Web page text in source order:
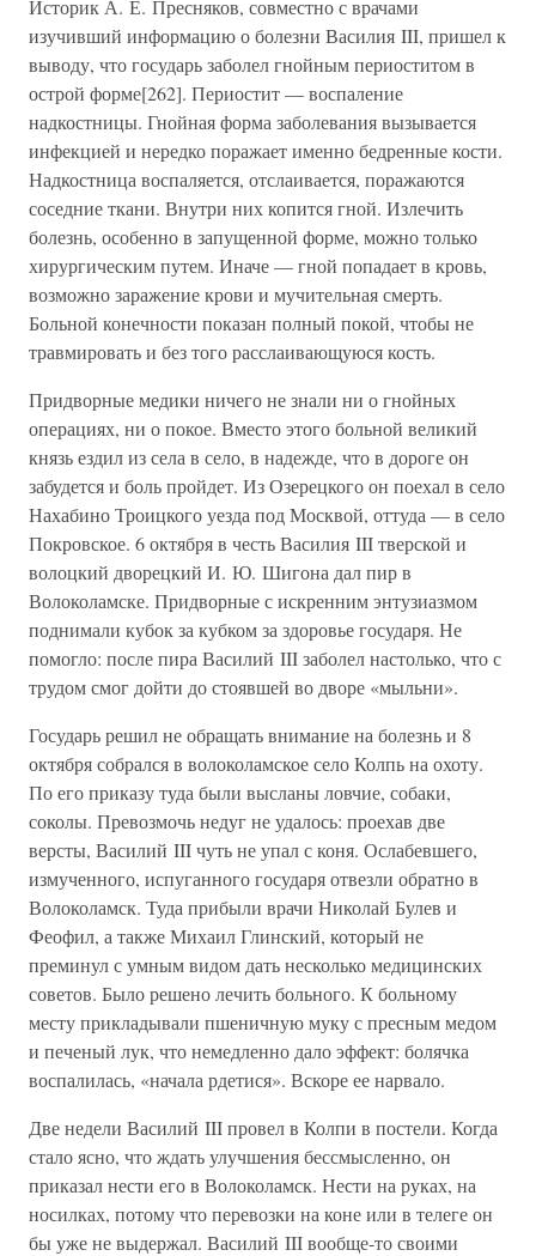
Историк А. Е. Пресняков, совместно с врачами
изучивший информацию о болезни Василия III, пришел к
выводу, что государь заболел гнойным периоститом в
острой форме[262]. Периостит — воспаление
надкостницы. Гнойная форма заболевания вызывается
инфекцией и нередко поражает именно бедренные кости.
Надкостница воспаляется, отслаивается, поражаются
соседние ткани. Внутри них копится гной. Излечить
болезнь, особенно в запущенной форме, можно только
хирургическим путем. Иначе — гной попадает в кровь,
возможно заражение крови и мучительная смерть.
Больной конечности показан полный покой, чтобы не
травмировать и без того расслаивающуюся кость.
Придворные медики ничего не знали ни о гнойных
операциях, ни о покое. Вместо этого больной великий
князь ездил из села в село, в надежде, что в дороге он
забудется и боль пройдет. Из Озерецкого он поехал в село
Нахабино Троицкого уезда под Москвой, оттуда — в село
Покровское. 6 октября в честь Василия III тверской и
волоцкий дворецкий И. Ю. Шигона дал пир в
Волоколамске. Придворные с искренним энтузиазмом
поднимали кубок за кубком за здоровье государя. Не
помогло: после пира Василий III заболел настолько, что с
трудом смог дойти до стоявшей во дворе «мыльни».
Государь решил не обращать внимание на болезнь и 8
октября собрался в волоколамское село Колпь на охоту.
По его приказу туда были высланы ловчие, собаки,
соколы. Превозмочь недуг не удалось: проехав две
версты, Василий III чуть не упал с коня. Ослабевшего,
измученного, испуганного государя отвезли обратно в
Волоколамск. Туда прибыли врачи Николай Булев и
Феофил, а также Михаил Глинский, который не
преминул с умным видом дать несколько медицинских
советов. Было решено лечить больного. К больному
месту прикладывали пшеничную муку с пресным медом
и печеный лук, что немедленно дало эффект: болячка
воспалилась, «начала рдетися». Вскоре ее нарвало.
Две недели Василий III провел в Колпи в постели. Когда
стало ясно, что ждать улучшения бессмысленно, он
приказал нести его в Волоколамск. Нести на руках, на
носилках, потому что перевозки на коне или в телеге он
бы уже не выдержал. Василий III вообще-то своими